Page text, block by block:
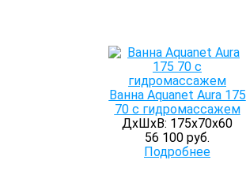
Ванна Aquanet Aura 175
70 с гидромассажем
ДхШхВ: 175х70х60
56 100 руб.
Подробнее